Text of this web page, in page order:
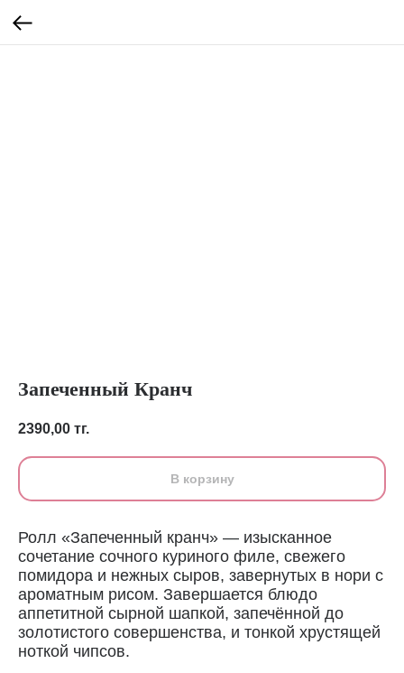
Запеченный Кранч
2390,00 тг.
В корзину
Ролл «Запеченный кранч» — изысканное
сочетание сочного куриного филе, свежего
помидора и нежных сыров, завернутых в нори с
ароматным рисом. Завершается блюдо
аппетитной сырной шапкой, запечённой до
золотистого совершенства, и тонкой хрустящей
ноткой чипсов.